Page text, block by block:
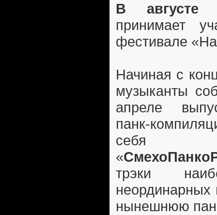
В августе
принимает
фестивале
Начиная с
музыканты
апреле
панк-
себя
«
трэки
неординарных
нынешнюю